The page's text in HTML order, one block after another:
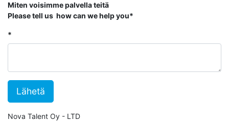
Miten voisimme palvella teitä
Please tell us how can we help you*
Lähetä
Nova Talent Oy - LTD